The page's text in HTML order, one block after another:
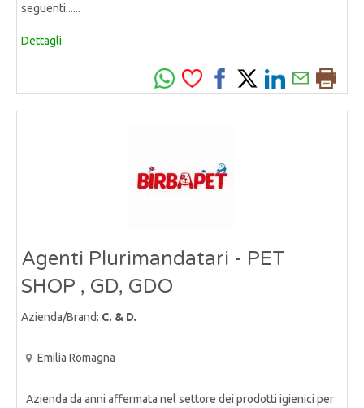
seguenti......
Dettagli
Agenti Plurimandatari - PET
SHOP , GD, GDO
Azienda/Brand: C. & D.
Emilia Romagna
Azienda da anni affermata nel settore dei prodotti igienici per